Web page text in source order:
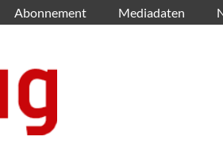
Abonnement Mediadaten